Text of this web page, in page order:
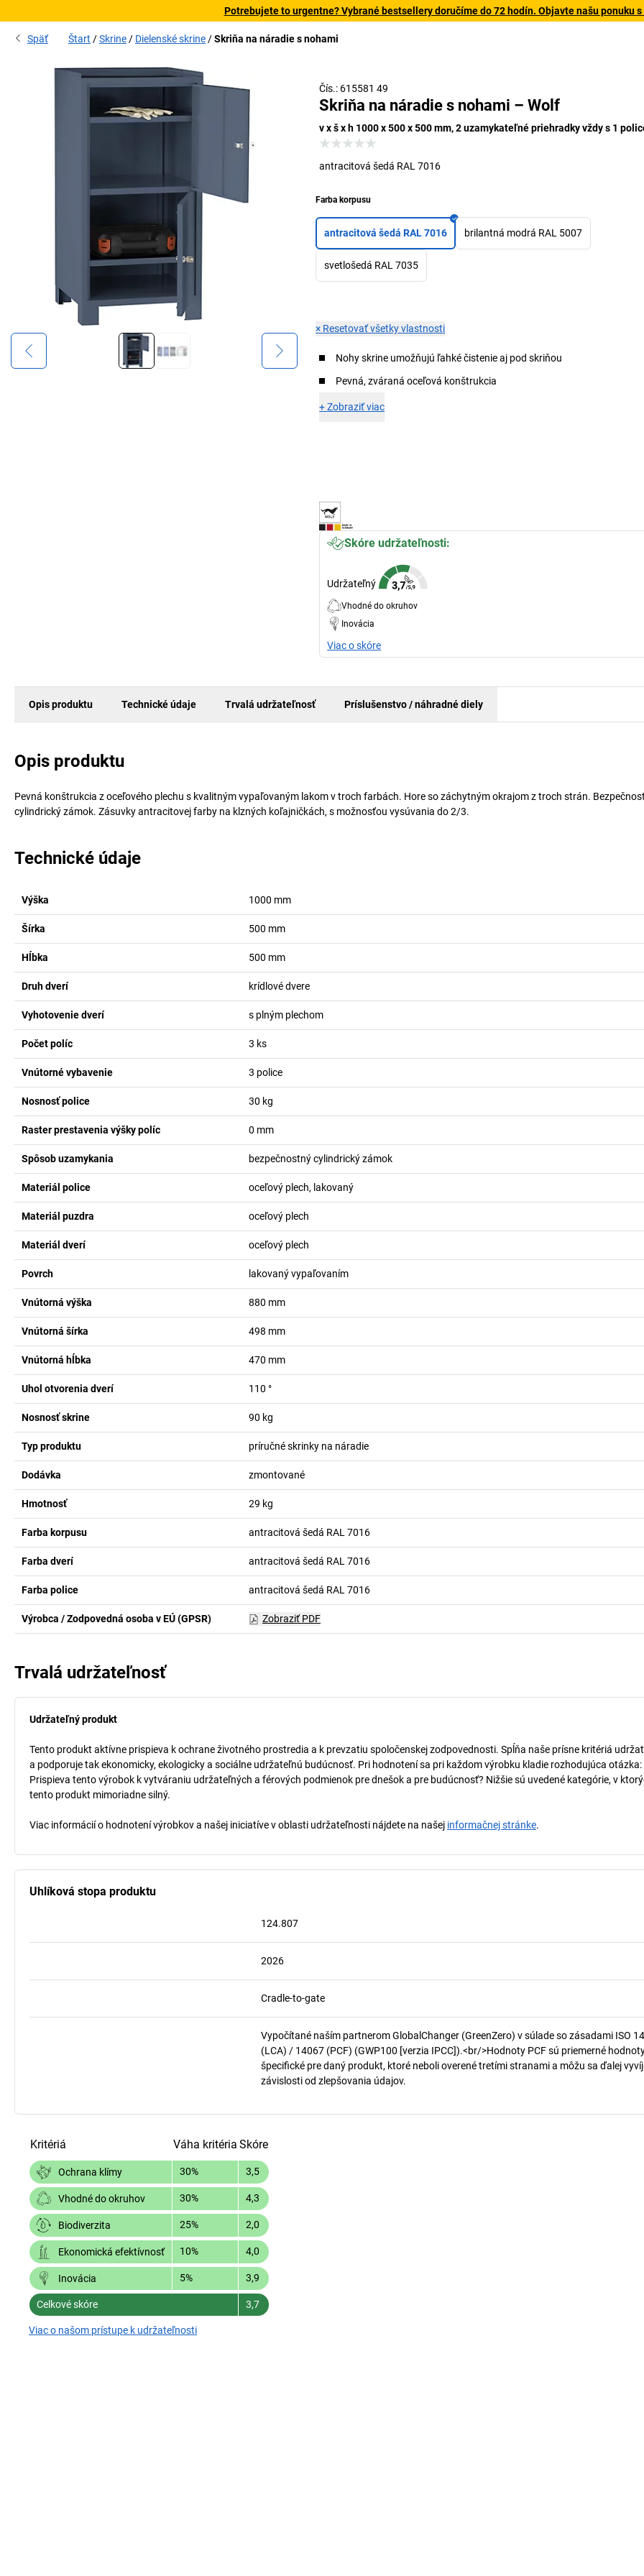
Potrebujete to urgentne? Vybrané bestsellery doručíme do 72 hodín. Objavte našu ponuku
Späť Štart Skrine Dielenské skrine Skriňa na náradie s nohami
Čís.: 615581 49
Skriňa na náradie s nohami – Wolf
v x š x h 1000 x 500 x 500 mm, 2 uzamykateľné priehradky vždy s 1
antracitová šedá RAL 7016
Farba korpusu
antracitová šedá RAL 7016 brilantná modrá RAL 5007
svetlošedá RAL 7035
× Resetovať všetky vlastnosti
Nohy skrine umožňujú ľahké čistenie aj pod skriňou
Pevná, zváraná oceľová konštrukcia
+Zobraziť viac
Skóre udržateľnosti:
Udržateľný
Vhodné do okruhov
Inovácia
Viac o skóre
Opis produktu Technické údaje Trvalá udržateľnosť Príslušenstvo / náhradné diely
Opis produktu
Pevná konštrukcia z oceľového plechu s kvalitným vypaľovaným lakom v troch farbách. Hore so záchytným okrajom z troch strán.
cylindrický zámok. Zásuvky antracitovej farby na klzných koľajničkách, s možnosťou vysúvania do 2/3.
Technické údaje
Výška 1000 mm
Šírka 500 mm
Hĺbka 500 mm
Druh dverí krídlové dvere
Vyhotovenie dverí s plným plechom
Počet políc 3 ks
Vnútorné vybavenie 3 police
Nosnosť police 30 kg
Raster prestavenia výšky políc 0 mm
Spôsob uzamykania bezpečnostný cylindrický zámok
Materiál police oceľový plech, lakovaný
Materiál puzdra oceľový plech
Materiál dverí oceľový plech
Povrch lakovaný vypaľovaním
Vnútorná výška 880 mm
Vnútorná šírka 498 mm
Vnútorná hĺbka 470 mm
Uhol otvorenia dverí 110 °
Nosnosť skrine 90 kg
Typ produktu príručné skrinky na náradie
Dodávka zmontované
Hmotnosť 29 kg
Farba korpusu antracitová šedá RAL 7016
Farba dverí antracitová šedá RAL 7016
Farba police antracitová šedá RAL 7016
Výrobca / Zodpovedná osoba v EÚ (GPSR) Zobraziť PDF
Trvalá udržateľnosť
Udržateľný produkt
Tento produkt aktívne prispieva k ochrane životného prostredia a k prevzatiu spoločenskej zodpovednosti. Spĺňa naše prísne kritériá
a podporuje tak ekonomicky, ekologicky a sociálne udržateľnú budúcnosť. Pri hodnotení sa pri každom výrobku kladie rozhodujúca otázka:
Prispieva tento výrobok k vytváraniu udržateľných a férových podmienok pre dnešok a pre budúcnosť? Nižšie sú uvedené kategórie, v
tento produkt mimoriadne silný.
Viac informácií o hodnotení výrobkov a našej iniciatíve v oblasti udržateľnosti nájdete na našej informačnej stránke.
Uhlíková stopa produktu
124.807
2026
Cradle-to-gate
Vypočítané naším partnerom GlobalChanger (GreenZero) v súlade so zásadami ISO
(LCA) / 14067 (PCF) (GWP100 [verzia IPCC]).<br/>Hodnoty PCF sú priemerné
špecifické pre daný produkt, ktoré neboli overené tretími stranami a môžu sa ďalej
závislosti od zlepšovania údajov.
Kritériá Váha kritéria Skóre
Ochrana klímy 30% 3,5
Vhodné do okruhov 30% 4,3
Biodiverzita 25% 2,0
Ekonomická efektívnosť 10% 4,0
Inovácia 5% 3,9
Celkové skóre 3,7
Viac o našom prístupe k udržateľnosti